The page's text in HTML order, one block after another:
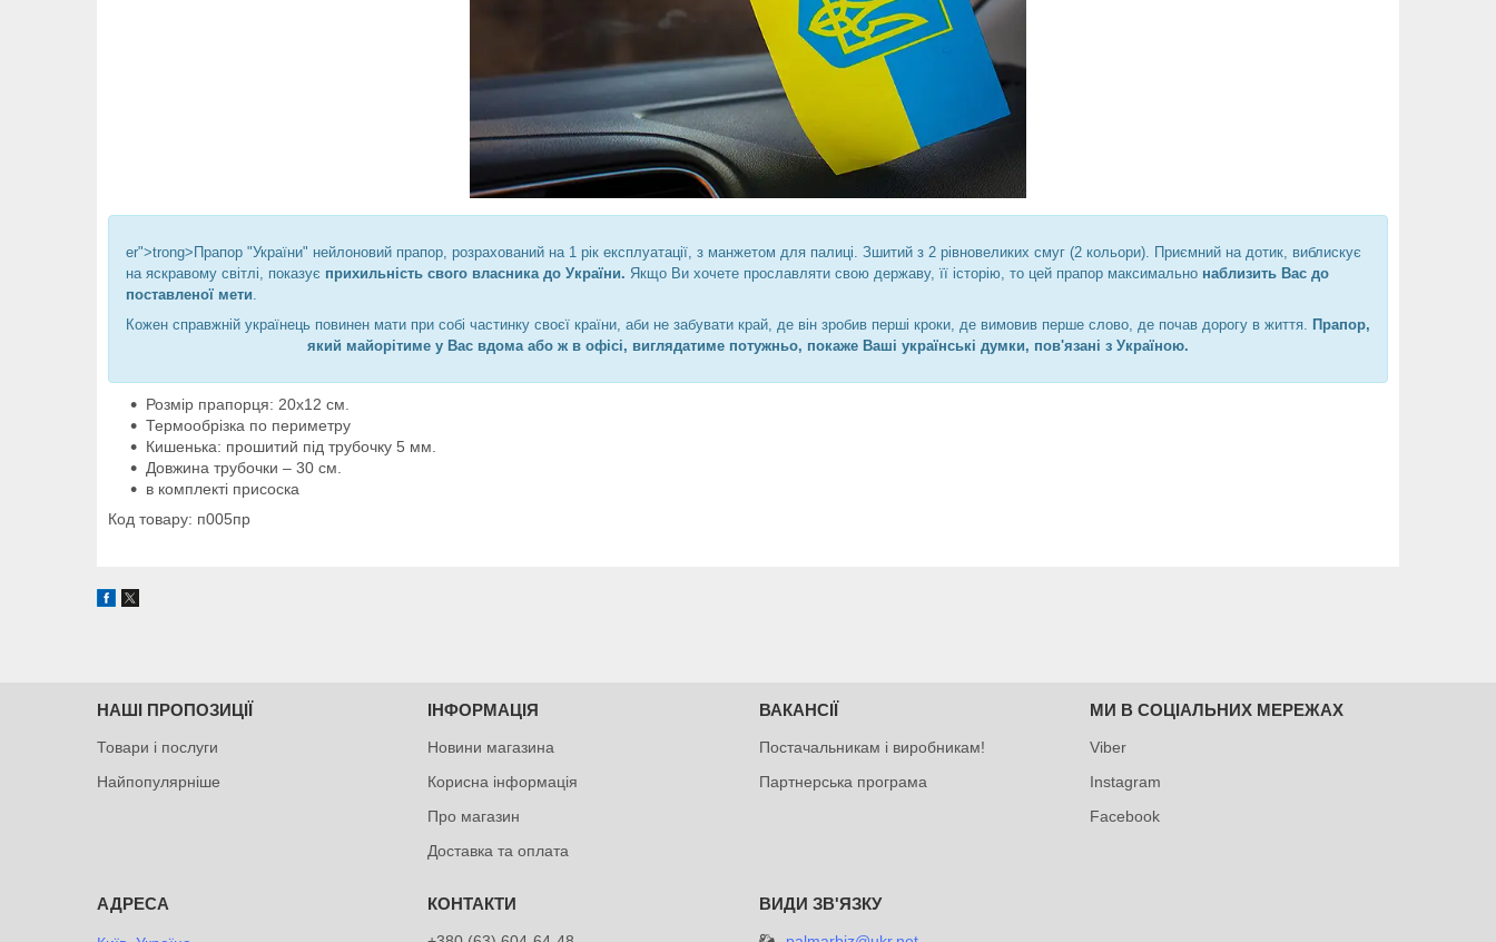
er">trong>Прапор "України" нейлоновий прапор, розрахований на 1 рік експлуатації, з манжетом для палиці. Зшитий з 2 рівновеликих смуг (2 кольори). Приємний на дотик, виблискує
на яскравому світлі, показує прихильність свого власника до України. Якщо Ви хочете прославляти свою державу, її історію, то цей прапор максимально наблизить Вас до
поставленої мети.
Кожен справжній українець повинен мати при собі частинку своєї країни, аби не забувати край, де він зробив перші кроки, де вимовив перше слово, де почав дорогу в життя. Прапор,
який майорітиме у Вас вдома або ж в офісі, виглядатиме потужньо, покаже Ваші українські думки, пов'язані з Україною.
Розмір прапорця: 20х12 см.
Термообрізка по периметру
Кишенька: прошитий під трубочку 5 мм.
Довжина трубочки – 30 см.
в комплекті присоска
Код товару: п005пр
НАШІ ПРОПОЗИЦІЇ
Товари і послуги
Найпопулярніше
ІНФОРМАЦІЯ
Новини магазина
Корисна інформація
Про магазин
Доставка та оплата
ВАКАНСІЇ
Постачальникам і виробникам!
Партнерська програма
МИ В СОЦІАЛЬНИХ МЕРЕЖАХ
Viber
Instagram
Facebook